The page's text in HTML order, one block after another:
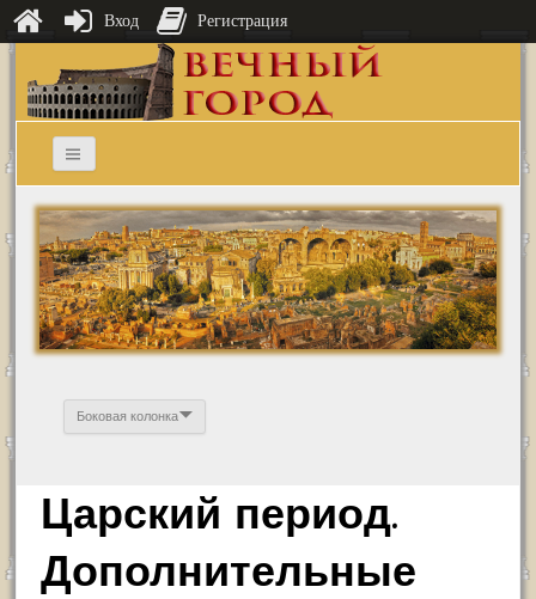
Боковая колонка
Царский период.
Дополнительные
Вход Регистрация